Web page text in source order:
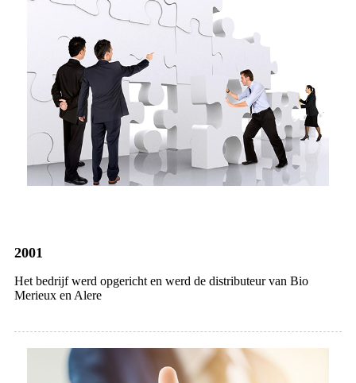
2001
Het bedrijf werd opgericht en werd de distributeur van Bio
Merieux en Alere